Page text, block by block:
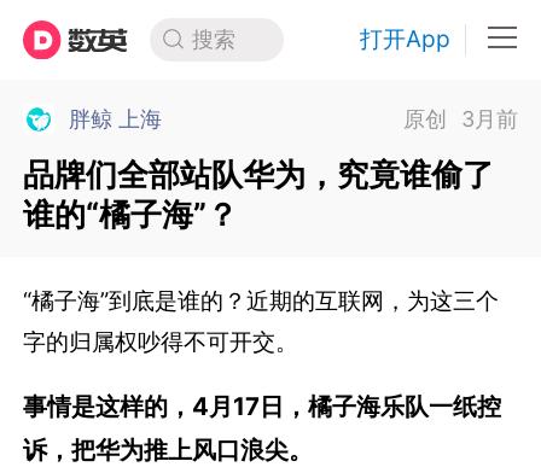
搜索 打开App
胖鲸 上海 原创 3月前
品牌们全部站队华为，究竟谁偷了
谁的“橘子海”？
“橘子海”到底是谁的？近期的互联网，为这三个
字的归属权吵得不可开交。
事情是这样的，4月17日，橘子海乐队一纸控
诉，把华为推上风口浪尖。